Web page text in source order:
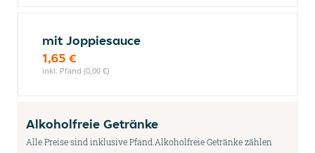
mit Joppiesauce
1,65 €
inkl. Pfand (0,00 €)
Alkoholfreie Getränke
Alle Preise sind inklusive Pfand.Alkoholfreie Getränke zählen